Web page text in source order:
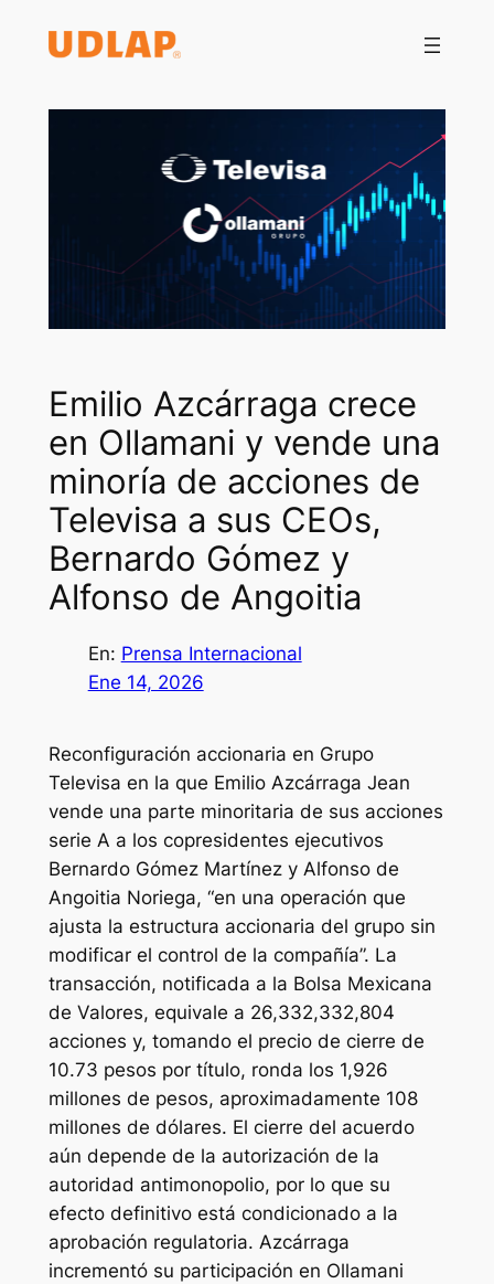
Emilio Azcárraga crece
en Ollamani y vende una
minoría de acciones de
Televisa a sus CEOs,
Bernardo Gómez y
Alfonso de Angoitia
En: Prensa Internacional
Ene 14, 2026
Reconfiguración accionaria en Grupo
Televisa en la que Emilio Azcárraga Jean
vende una parte minoritaria de sus acciones
serie A a los copresidentes ejecutivos
Bernardo Gómez Martínez y Alfonso de
Angoitia Noriega, “en una operación que
ajusta la estructura accionaria del grupo sin
modificar el control de la compañía”. La
transacción, notificada a la Bolsa Mexicana
de Valores, equivale a 26,332,332,804
acciones y, tomando el precio de cierre de
10.73 pesos por título, ronda los 1,926
millones de pesos, aproximadamente 108
millones de dólares. El cierre del acuerdo
aún depende de la autorización de la
autoridad antimonopolio, por lo que su
efecto definitivo está condicionado a la
aprobación regulatoria. Azcárraga
incrementó su participación en Ollamani